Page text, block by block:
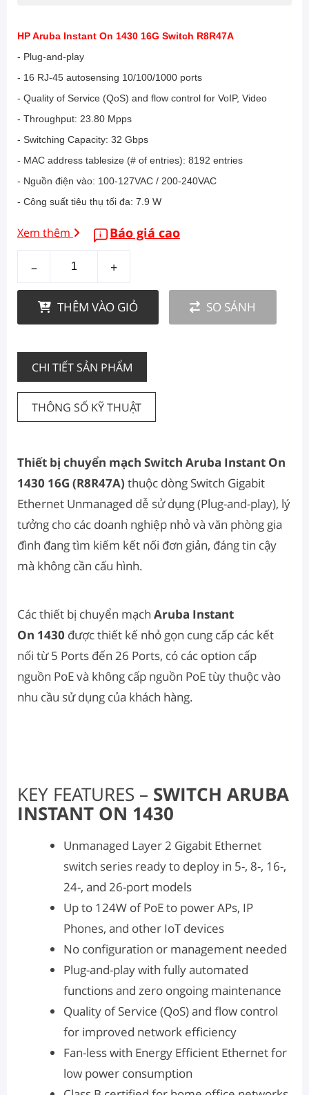
HP Aruba Instant On 1430 16G Switch R8R47A
- Plug-and-play
- 16 RJ-45 autosensing 10/100/1000 ports
- Quality of Service (QoS) and flow control for VoIP, Video
- Throughput: 23.80 Mpps
- Switching Capacity: 32 Gbps
- MAC address tablesize (# of entries): 8192 entries
- Nguồn điện vào: 100-127VAC / 200-240VAC
- Công suất tiêu thụ tối đa: 7.9 W
Xem thêm Báo giá cao
– +
THÊM VÀO GIỎ SO SÁNH
CHI TIẾT SẢN PHẨM
THÔNG SỐ KỸ THUẬT
Thiết bị chuyển mạch Switch Aruba Instant On
1430 16G (R8R47A) thuộc dòng Switch Gigabit
Ethernet Unmanaged dễ sử dụng (Plug-and-play), lý
tưởng cho các doanh nghiệp nhỏ và văn phòng gia
đình đang tìm kiếm kết nối đơn giản, đáng tin cậy
mà không cần cấu hình.
Các thiết bị chuyển mạch Aruba Instant
On 1430 được thiết kế nhỏ gọn cung cấp các kết
nối từ 5 Ports đến 26 Ports, có các option cấp
nguồn PoE và không cấp nguồn PoE tùy thuộc vào
nhu cầu sử dụng của khách hàng.
KEY FEATURES – SWITCH ARUBA
INSTANT ON 1430
Unmanaged Layer 2 Gigabit Ethernet
switch series ready to deploy in 5-, 8-, 16-,
24-, and 26-port models
Up to 124W of PoE to power APs, IP
Phones, and other IoT devices
No configuration or management needed
Plug-and-play with fully automated
functions and zero ongoing maintenance
Quality of Service (QoS) and flow control
for improved network efficiency
Fan-less with Energy Efficient Ethernet for
low power consumption